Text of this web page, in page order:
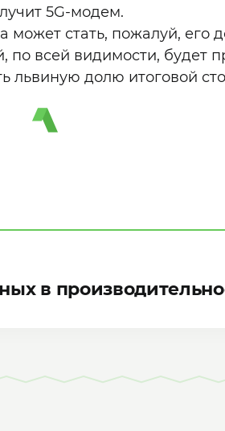
5G-модем.
стать, пожалуй, его
по всей видимости, будет
львиную долю итоговой
в